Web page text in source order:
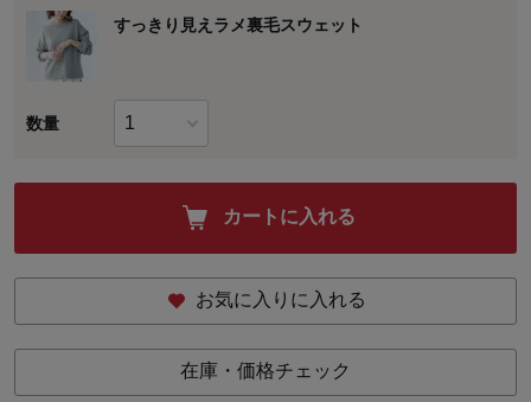
すっきり見えラメ裏毛スウェット
数量
カートに入れる
お気に入りに入れる
在庫・価格チェック